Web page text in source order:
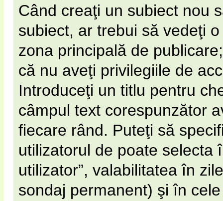
Când creaţi un subiect nou
subiect, ar trebui să vedeţi
zona principală de
că nu aveţi privilegiile de
Introduceţi un titlu pentru
câmpul text corespunzător
fiecare rând. Puteţi să
utilizatorul de poate selecta
utilizator”, valabilitatea în
sondaj permanent) şi în